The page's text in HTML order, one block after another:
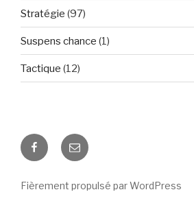
Stratégie (97)
Suspens chance (1)
Tactique (12)
Facebook
E-
mail
Fièrement propulsé par WordPress